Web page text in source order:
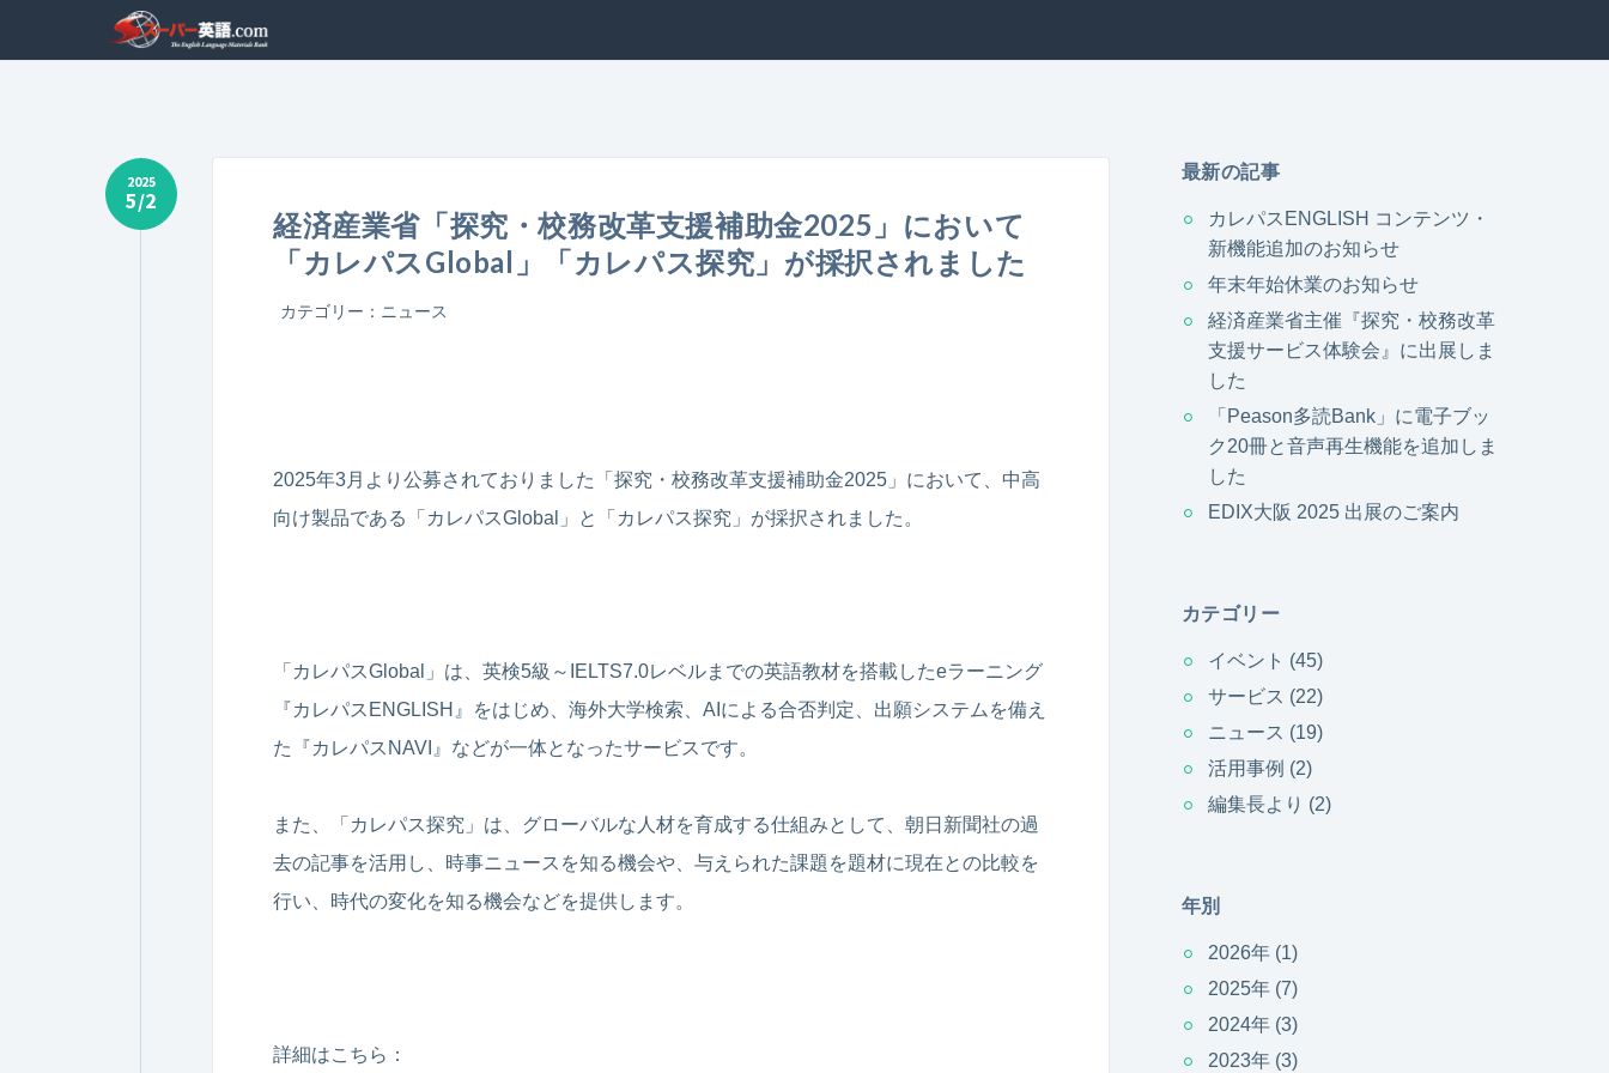
2025
5/2
経済産業省「探究・校務改革支援補助金2025」において
「カレパスGlobal」「カレパス探究」が採択されました
カテゴリー： ニュース
2025年3月より公募されておりました「探究・校務改革支援補助金2025」において、中高
向け製品である「カレパスGlobal」と「カレパス探究」が採択されました。
「カレパスGlobal」は、英検5級～IELTS7.0レベルまでの英語教材を搭載したeラーニング
『カレパスENGLISH』をはじめ、海外大学検索、AIによる合否判定、出願システムを備え
た『カレパスNAVI』などが一体となったサービスです。
また、「カレパス探究」は、グローバルな人材を育成する仕組みとして、朝日新聞社の過
去の記事を活用し、時事ニュースを知る機会や、与えられた課題を題材に現在との比較を
行い、時代の変化を知る機会などを提供します。
詳細はこちら：
最新の記事
カレパスENGLISH コンテンツ・
新機能追加のお知らせ
年末年始休業のお知らせ
経済産業省主催『探究・校務改革
支援サービス体験会』に出展しま
した
「Peason多読Bank」に電子ブッ
ク20冊と音声再生機能を追加しま
した
EDIX大阪 2025 出展のご案内
カテゴリー
イベント (45)
サービス (22)
ニュース (19)
活用事例 (2)
編集長より (2)
年別
2026年 (1)
2025年 (7)
2024年 (3)
2023年 (3)